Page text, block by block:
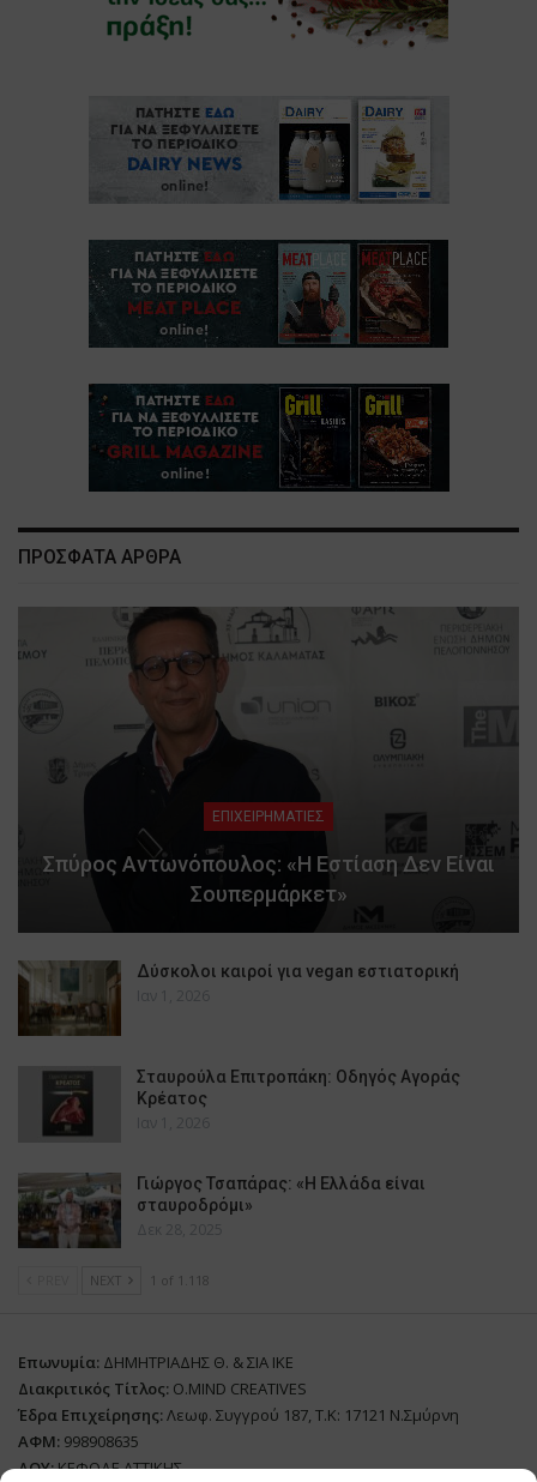
ΠΡΟΣΦΑΤΑ ΑΡΘΡΑ
ΕΠΙΧΕΙΡΗΜΑΤΙΕΣ
Σπύρος Αντωνόπουλος: «Η Εστίαση Δεν Είναι
Σουπερμάρκετ»
Δύσκολοι καιροί για vegan εστιατορική
Ιαν 1, 2026
Σταυρούλα Επιτροπάκη: Οδηγός Αγοράς
Κρέατος
Ιαν 1, 2026
Γιώργος Τσαπάρας: «Η Ελλάδα είναι
σταυροδρόμι»
Δεκ 28, 2025
NEXT 1 of 1.118
Επωνυμία: ΔΗΜΗΤΡΙΑΔΗΣ Θ. & ΣΙΑ ΙΚΕ
Διακριτικός Τίτλος: O.MIND CREATIVES
Έδρα Επιχείρησης:Λεωφ. Συγγρού 187, Τ.Κ: 17121 Ν.Σμύρνη
ΑΦΜ: 998908635
ΔΟΥ:ΚΕΦΟΔΕ ΑΤΤΙΚΗΣ